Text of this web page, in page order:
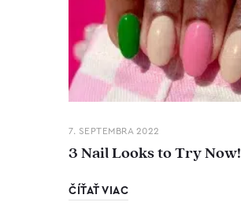
7. SEPTEMBRA 2022
3 Nail Looks to Try Now!
ČÍŤAŤ VIAC